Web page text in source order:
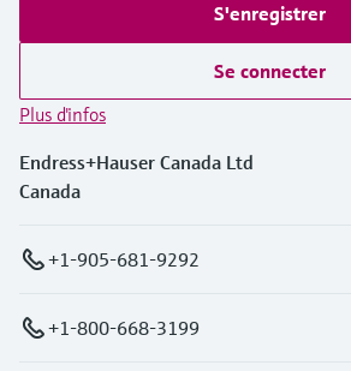
S'enregistrer
Se connecter
Plus d'infos
Endress+Hauser Canada Ltd
Canada
+1-905-681-9292
+1-800-668-3199